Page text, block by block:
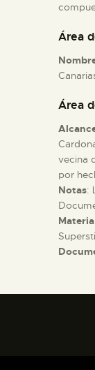
Área
Área
vecina
por
Notas:
Materia